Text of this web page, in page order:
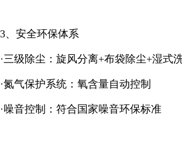
3、安全环保体系
·三级除尘：旋风分离+布袋除尘+湿式
·氮气保护系统：氧含量自动控制
·噪音控制：符合国家噪音环保标准